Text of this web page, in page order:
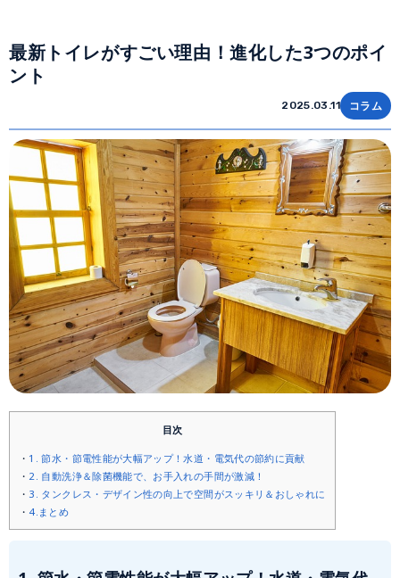
最新トイレがすごい理由！進化した3つのポイ
ント
2025.03.11 コラム
目次
1. 節水・節電性能が大幅アップ！水道・電気代の節約に貢献
2. 自動洗浄＆除菌機能で、お手入れの手間が激減！
3. タンクレス・デザイン性の向上で空間がスッキリ＆おしゃれに
4.まとめ